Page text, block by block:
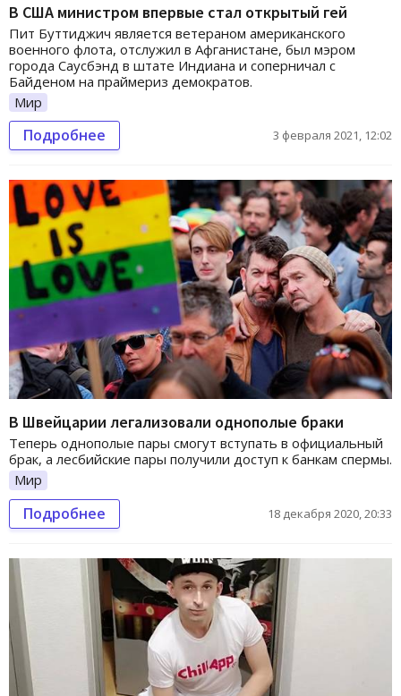
В США министром впервые стал открытый гей
Пит Буттиджич является ветераном американского
военного флота, отслужил в Афганистане, был мэром
города Саусбэнд в штате Индиана и соперничал с
Байденом на праймериз демократов.
Мир
Подробнее 3 февраля 2021, 12:02
В Швейцарии легализовали однополые браки
Теперь однополые пары смогут вступать в официальный
брак, а лесбийские пары получили доступ к банкам спермы.
Мир
Подробнее 18 декабря 2020, 20:33